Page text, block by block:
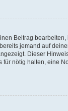
Beitrag bearbeiten,
jemand auf
Dieser
nötig halten, eine